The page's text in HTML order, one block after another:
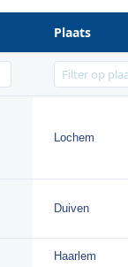
Plaats
Lochem
Duiven
Haarlem